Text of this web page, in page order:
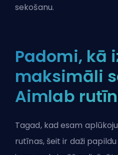
sekošanu.
Padomi, kā
maksimāli
Aimlab
Tagad, kad esam
rutīnas, šeit ir daži